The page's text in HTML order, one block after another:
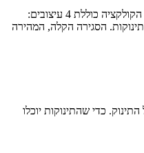
ההכרות המקצועית והאישית של הסטודיו לעיצוב של שילב את צרכי התינוק וההורים יצר קולקציה מושקעת בה ניתנה תשומת הלב לפרטים הקטנים בנראות התחפושת, אך גם לפרקטיות שבה. הקולקציה כוללת 4 עיצובים:
של התינוקות. הסגירה הקלה, המהירה
כדי שהתינוקות יוכלו